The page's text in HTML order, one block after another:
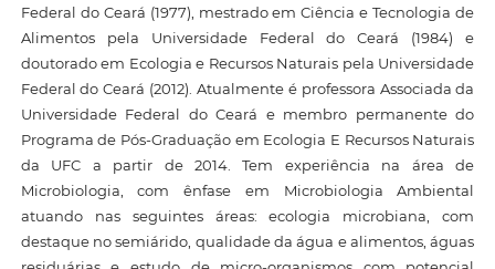
Federal do Ceará (1977), mestrado em Ciência e Tecnologia de
Alimentos pela Universidade Federal do Ceará (1984) e
doutorado em Ecologia e Recursos Naturais pela Universidade
Federal do Ceará (2012). Atualmente é professora Associada da
Universidade Federal do Ceará e membro permanente do
Programa de Pós-Graduação em Ecologia E Recursos Naturais
da UFC a partir de 2014. Tem experiência na área de
Microbiologia, com ênfase em Microbiologia Ambiental
atuando nas seguintes áreas: ecologia microbiana, com
destaque no semiárido, qualidade da água e alimentos, águas